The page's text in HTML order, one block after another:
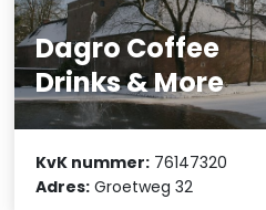
Dagro Coffee
Drinks & More
KvK nummer: 76147320
Adres: Groetweg 32